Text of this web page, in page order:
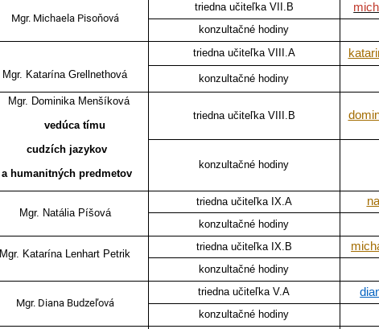
Mgr. Michaela Pisoňová
triedna učiteľka VII.B
konzultačné hodiny
Mgr. Katarína Grellnethová
triedna učiteľka VIII.A
konzultačné hodiny
Mgr. Dominika Menšíková
vedúca tímu
cudzích jazykov
a humanitných predmetov
triedna učiteľka VIII.B
konzultačné hodiny
Mgr. Natália Píšová
triedna učiteľka IX.A
konzultačné hodiny
Mgr. Katarína Lenhart Petrik
triedna učiteľka IX.B
konzultačné hodiny
Mgr. Diana Budzeľová
triedna učiteľka V.A
konzultačné hodiny